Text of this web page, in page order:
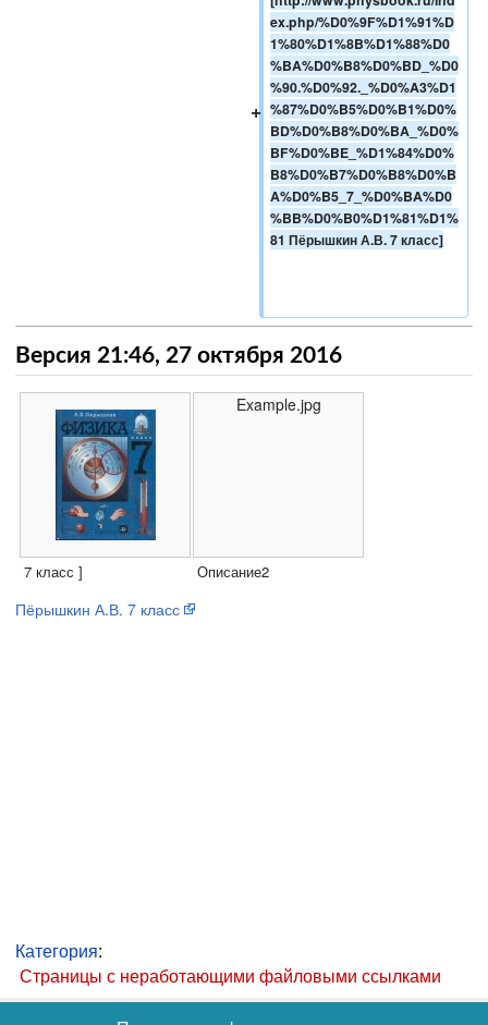
+
ex.php/%D0%9F%D1%91%D
1%80%D1%8B%D1%88%D0
%BA%D0%B8%D0%BD_%D0
%90.%D0%92._%D0%A3%D1
%87%D0%B5%D0%B1%D0%
BD%D0%B8%D0%BA_%D0%
BF%D0%BE_%D1%84%D0%
B8%D0%B7%D0%B8%D0%B
A%D0%B5_7_%D0%BA%D0
%BB%D0%B0%D1%81%D1%
81 Пёрышкин А.В. 7 класс]
Версия 21:46, 27 октября 2016
7 класс ]
Example.jpg
Описание2
Пёрышкин А.В. 7 класс
Категория:
Страницы с неработающими файловыми ссылками